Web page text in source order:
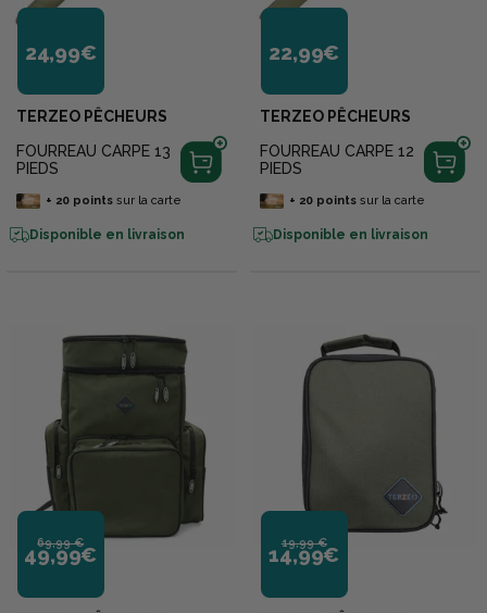
24,99€
TERZEO PÊCHEURS
FOURREAU CARPE 13
PIEDS
+ 20pointssur la carte
Disponible en livraison
22,99€
TERZEO PÊCHEURS
FOURREAU CARPE 12
PIEDS
+ 20pointssur la carte
Disponible en livraison
69,99 €
49,99€ 19,99 €
14,99€